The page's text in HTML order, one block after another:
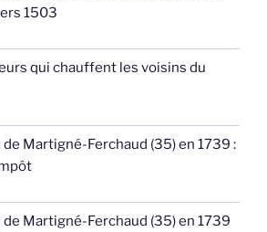
1503
qui chauffent les voisins du
Martigné-Ferchaud (35) en 1739 :
Martigné-Ferchaud (35) en 1739